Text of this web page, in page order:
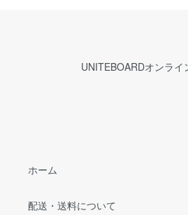
UNITEBOARDオンライ
ホーム
配送・送料について